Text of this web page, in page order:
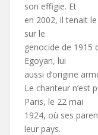
son effigie. Et
en 2002, il tenait
sur le
genocide de 1915
Egoyan, lui
aussi d’origine
Le chanteur n’est
Paris, le 22 mai
1924, où ses
leur pays.